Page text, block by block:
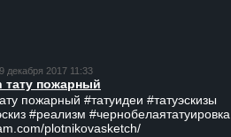
декабря 2017 11:33
пожарный
пожарный #татуидеи #татуэскизы
#реализм #чернобелаятатуировка
plotnikovasketch/